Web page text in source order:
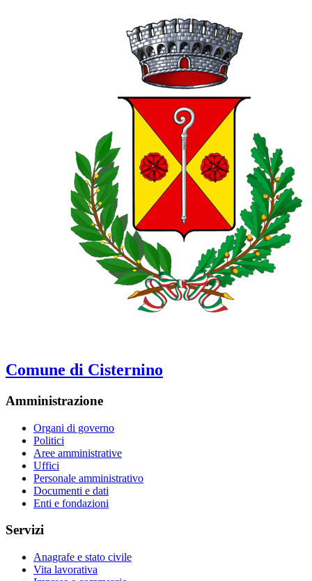
Comune di Cisternino
Amministrazione
Organi di governo
Politici
Aree amministrative
Uffici
Personale amministrativo
Documenti e dati
Enti e fondazioni
Servizi
Anagrafe e stato civile
Vita lavorativa